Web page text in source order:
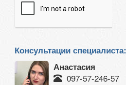
Консультации специалиста:
Анастасия
097-57-246-57